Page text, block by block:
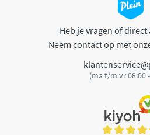
Heb je vragen of direct
Neem contact op met
(ma t/m vr 08:00